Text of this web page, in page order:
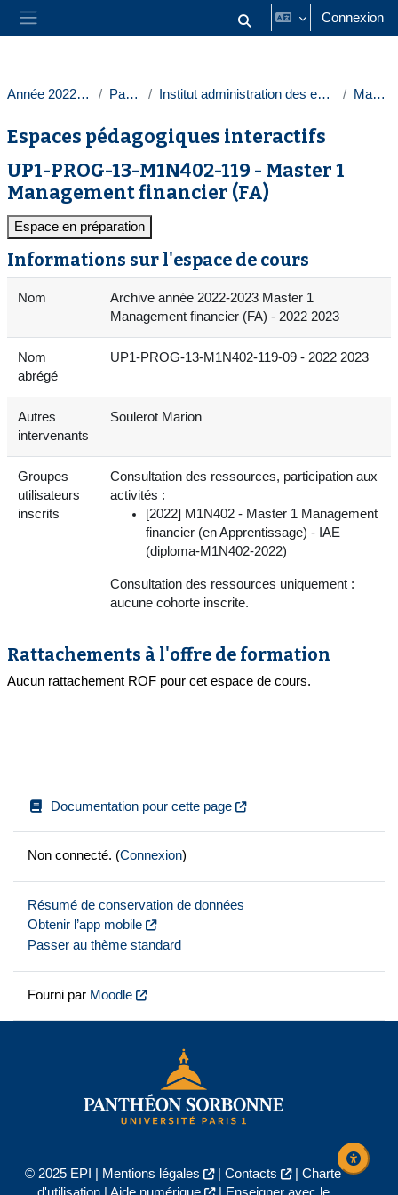
Passer au contenu principal
Panneau latéral Activer/désactiver la saisie
Connexion
Année 2022-2023 Paris 1 Institut administration des entreprises Masters
Espaces pédagogiques interactifs
UP1-PROG-13-M1N402-119 - Master 1
Management financier (FA)
Espace en préparation
Informations sur l'espace de cours
Nom
Archive année 2022-2023 Master 1
Management financier (FA) - 2022 2023
Nom
abrégé
UP1-PROG-13-M1N402-119-09 - 2022 2023
Autres
intervenants
Soulerot Marion
Groupes
utilisateurs
inscrits
Consultation des ressources, participation aux
activités :
[2022] M1N402 - Master 1 Management
financier (en Apprentissage) - IAE
(diploma-M1N402-2022)
Consultation des ressources uniquement :
aucune cohorte inscrite.
Rattachements à l'offre de formation
Aucun rattachement ROF pour cet espace de cours.
Documentation pour cette page
Non connecté. (Connexion)
Résumé de conservation de données
Obtenir l’app mobile
Passer au thème standard
Fourni par Moodle
© 2025 EPI | Mentions légales | Contacts | Charte